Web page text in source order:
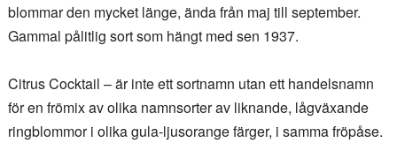
blommar den mycket länge, ända från maj till september.
Gammal pålitlig sort som hängt med sen 1937.
Citrus Cocktail – är inte ett sortnamn utan ett handelsnamn
för en frömix av olika namnsorter av liknande, lågväxande
ringblommor i olika gula-ljusorange färger, i samma fröpåse.